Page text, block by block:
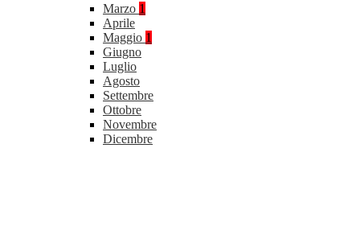
Marzo 1
Aprile
Maggio 1
Giugno
Luglio
Agosto
Settembre
Ottobre
Novembre
Dicembre